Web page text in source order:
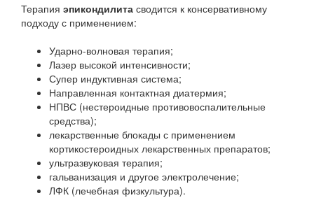
Терапия эпикондилита сводится к консервативному
подходу с применением:
Ударно-волновая терапия;
Лазер высокой интенсивности;
Супер индуктивная система;
Направленная контактная диатермия;
НПВС (нестероидные противовоспалительные
средства);
лекарственные блокады с применением
кортикостероидных лекарственных препаратов;
ультразвуковая терапия;
гальванизация и другое электролечение;
ЛФК (лечебная физкультура).